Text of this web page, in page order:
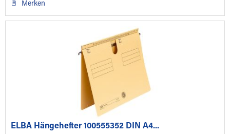
Merken
ELBA Hängehefter 100555352 DIN A4...